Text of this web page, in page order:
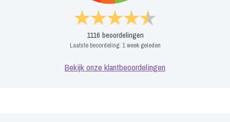
1116 beoordelingen
Laatste beoordeling: 1 week geleden
Bekijk onze klantbeoordelingen